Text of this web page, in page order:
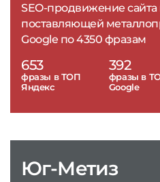
SEO-продвижение
поставляющей
Google по 4350 фразам
653
фразы в ТОП
Яндекс
392
фразы в
Google
Юг-Метиз